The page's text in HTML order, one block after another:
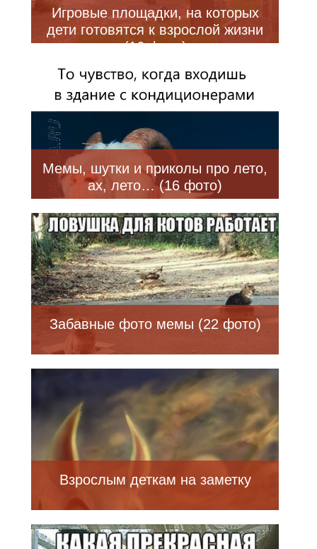
Игровые площадки, на которых
дети готовятся к взрослой жизни
(16 фото)
Мемы, шутки и приколы про лето,
ах, лето… (16 фото)
Забавные фото мемы (22 фото)
Взрослым деткам на заметку